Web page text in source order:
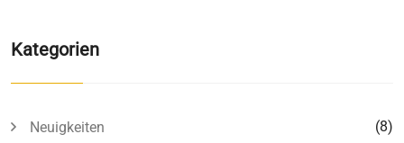
Kategorien
Neuigkeiten (8)